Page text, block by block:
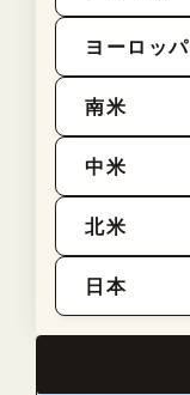
ヨーロッパ
南米
中米
北米
日本